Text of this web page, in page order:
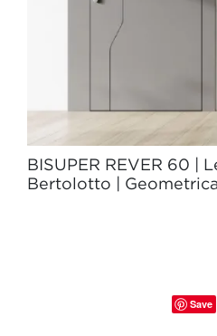
BISUPER REVER 60 |
Bertolotto |
Save